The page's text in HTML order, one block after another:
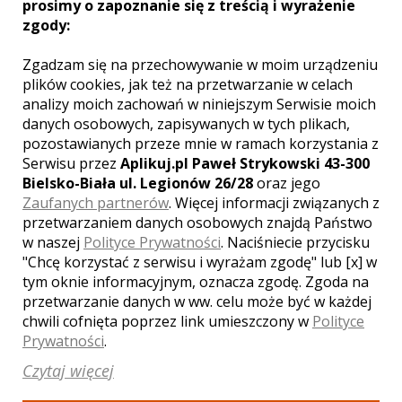
WYŚWIETLEŃ:1640
KOMENTARZY:0
WYŚWIETLEŃ: 1848
KOMENTARZY:1
prosimy o zapoznanie się z treścią i wyrażenie
zgody:
Zgadzam się na przechowywanie w moim urządzeniu
plików cookies, jak też na przetwarzanie w celach
analizy moich zachowań w niniejszym Serwisie moich
danych osobowych, zapisywanych w tych plikach,
pozostawianych przeze mnie w ramach korzystania z
Serwisu przez Aplikuj.pl Paweł Strykowski 43-300
Bielsko-Biała ul. Legionów 26/28oraz jego
Zaufanych partnerów. Więcej informacji związanych z
przetwarzaniem danych osobowych znajdą Państwo
w naszej Polityce Prywatności. Naciśniecie przycisku
"Chcę korzystać z serwisu i wyrażam zgodę" lub [x] w
tym oknie informacyjnym, oznacza zgodę. Zgoda na
przetwarzanie danych w ww. celu może być w każdej
chwili cofnięta poprzez link umieszczony w Polityce
Prywatności.
Czytaj więcej